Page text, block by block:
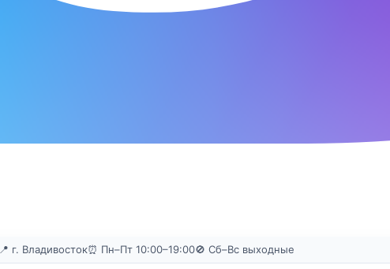
📍 г. Владивосток⏰ Пн–Пт 10:00–19:00🚫 Сб–Вс выходные